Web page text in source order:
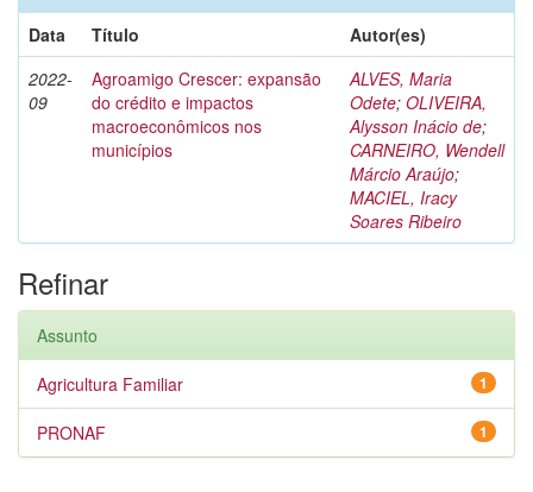
Data
Título
Autor(es)
2022-
09
Agroamigo Crescer: expansão
do crédito e impactos
macroeconômicos nos
municípios
ALVES, Maria
Odete; OLIVEIRA,
Alysson Inácio de;
CARNEIRO, Wendell
Márcio Araújo;
MACIEL, Iracy
Soares Ribeiro
Refinar
Assunto
1
Agricultura Familiar
1
PRONAF